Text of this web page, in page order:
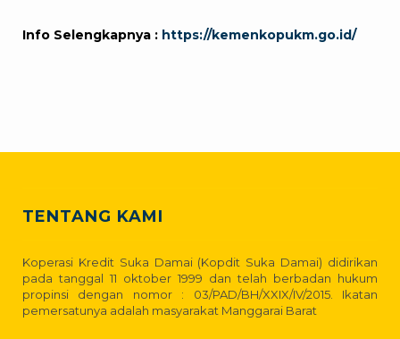
Info Selengkapnya : https://kemenkopukm.go.id/
TENTANG KAMI
Koperasi Kredit Suka Damai (Kopdit Suka Damai) didirikan
pada tanggal 11 oktober 1999 dan telah berbadan hukum
propinsi dengan nomor : 03/PAD/BH/XXIX/IV/2015. Ikatan
pemersatunya adalah masyarakat Manggarai Barat